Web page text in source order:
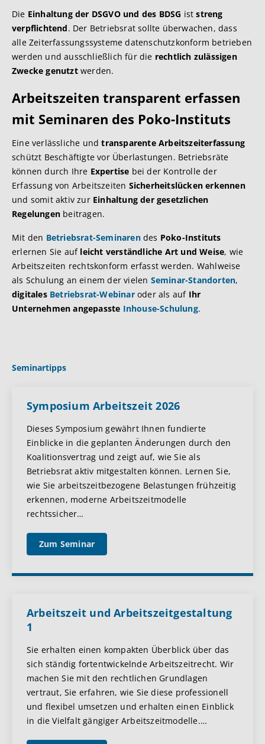
Die Einhaltung der DSGVO und des BDSG iststreng
verpflichtend. Der Betriebsrat sollte überwachen, dass
alle Zeiterfassungssysteme datenschutzkonform betrieben
werden und ausschließlich für die rechtlich zulässigen
Zwecke genutztwerden.
Arbeitszeiten transparent erfassen
mit Seminaren des Poko-Instituts
Eine verlässliche undtransparente Arbeitszeiterfassung
schützt Beschäftigte vor Überlastungen. Betriebsräte
können durch Ihre Expertise bei der Kontrolle der
Erfassung von Arbeitszeiten Sicherheitslücken erkennen
und somit aktiv zur Einhaltung der gesetzlichen
Regelungen beitragen.
Mit den Betriebsrat-Seminarendes Poko-Instituts
erlernen Sie auf leicht verständliche Art und Weise, wie
Arbeitszeiten rechtskonform erfasst werden. Wahlweise
als Schulung an einem der vielen Seminar-Standorten,
digitales Betriebsrat-Webinaroder als aufIhr
Unternehmen angepasste Inhouse-Schulung.
Seminartipps
Symposium Arbeitszeit 2026
Dieses Symposium gewährt Ihnen fundierte
Einblicke in die geplanten Änderungen durch den
Koalitionsvertrag und zeigt auf, wie Sie als
Betriebsrat aktiv mitgestalten können. Lernen Sie,
wie Sie arbeitszeitbezogene Belastungen frühzeitig
erkennen, moderne Arbeitszeitmodelle
rechtssicher…
Zum Seminar
Arbeitszeit und Arbeitszeitgestaltung
1
Sie erhalten einen kompakten Überblick über das
sich ständig fortentwickelnde Arbeitszeitrecht. Wir
machen Sie mit den rechtlichen Grundlagen
vertraut, Sie erfahren, wie Sie diese professionell
und flexibel umsetzen und erhalten einen Einblick
in die Vielfalt gängiger Arbeitszeitmodelle.…